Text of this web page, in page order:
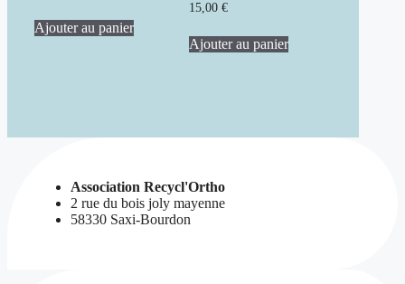
initial
était :
actuel
est :
Ajouter au panier
15,00 €
Ajouter au panier
Association Recycl'Ortho
2 rue du bois joly mayenne
58330 Saxi-Bourdon